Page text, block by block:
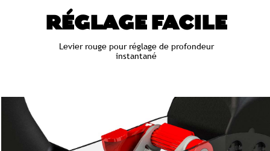
RÉGLAGE FACILE
Levier rouge pour réglage de profondeur
instantané